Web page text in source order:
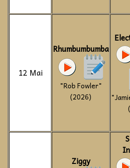
12 Mai
Rhumbumbumba
"Rob Fowler"
(2026)
Ziggy